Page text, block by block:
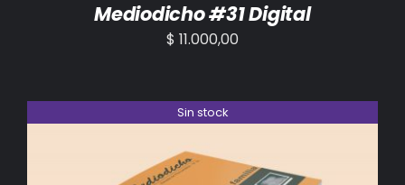
Mediodicho #31 Digital
$ 11.000,00
Sin stock